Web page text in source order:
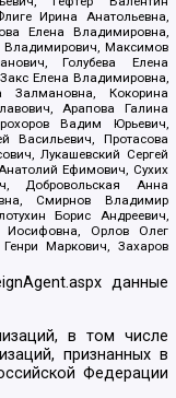
Ирина Анатольевна,
Елена Владимировна,
Владимирович, Максимов
Голубева Елена
Елена Владимировна,
Залмановна, Кокорина
Арапова Галина
Вадим Юрьевич,
Васильевич, Протасова
Лукашевский Сергей
Ефимович, Сухих
Добровольская Анна
Смирнов Владимир
Борис Андреевич,
Иосифовна, Орлов Олег
Маркович, Захаров
данные
в том числе
признанных в
Федерации